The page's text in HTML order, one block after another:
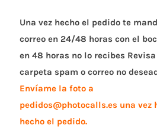
Una vez hecho el pedido te
correo en 24/48 horas con el
en 48 horas no lo recibes
carpeta spam o correo no
Envíame la foto a
pedidos@photocalls.es una vez
hecho el pedido.